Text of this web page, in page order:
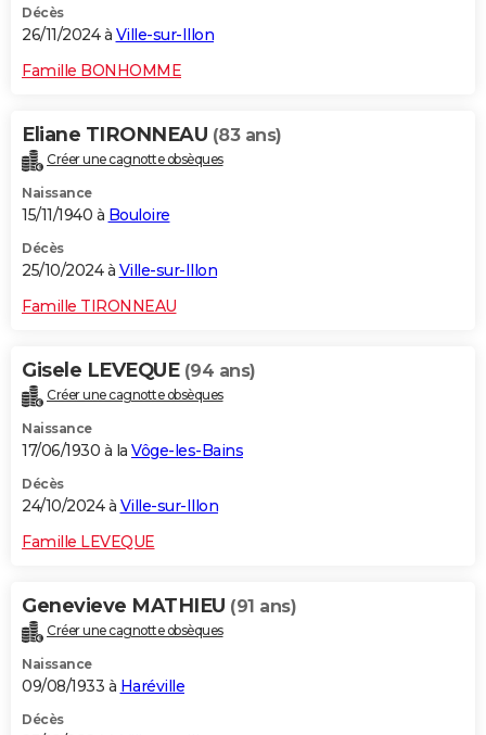
Décès
26/11/2024 à Ville-sur-Illon
Famille BONHOMME
Eliane TIRONNEAU (83 ans)
Créer une cagnotte obsèques
Naissance
15/11/1940 à Bouloire
Décès
25/10/2024 à Ville-sur-Illon
Famille TIRONNEAU
Gisele LEVEQUE (94 ans)
Créer une cagnotte obsèques
Naissance
17/06/1930 à la Vôge-les-Bains
Décès
24/10/2024 à Ville-sur-Illon
Famille LEVEQUE
Genevieve MATHIEU (91 ans)
Créer une cagnotte obsèques
Naissance
09/08/1933 à Haréville
Décès